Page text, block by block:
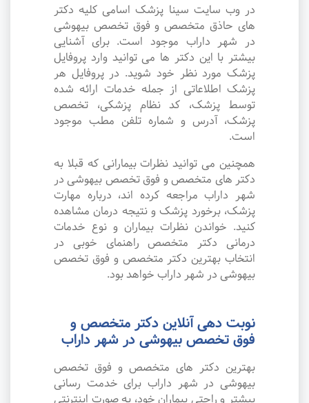
در وب سایت سینا پزشک اسامی کلیه دکتر
های حاذق متخصص و فوق تخصص بیهوشی
در شهر داراب موجود است. برای آشنایی
بیشتر با این دکتر ها می توانید وارد پروفایل
پزشک مورد نظر خود شوید. در پروفایل هر
پزشک اطلاعاتی از جمله خدمات ارائه شده
توسط پزشک، کد نظام پزشکی، تخصص
پزشک، آدرس و شماره تلفن مطب موجود
است.
همچنین می توانید نظرات بیمارانی که قبلا به
دکتر های متخصص و فوق تخصص بیهوشی در
شهر داراب مراجعه کرده اند، درباره مهارت
پزشک، برخورد پزشک و نتیجه درمان مشاهده
کنید. خواندن نظرات بیماران و نوع خدمات
درمانی دکتر متخصص راهنمای خوبی در
انتخاب بهترین دکتر متخصص و فوق تخصص
بیهوشی در شهر داراب خواهد بود.
نوبت دهی آنلاین دکتر متخصص و
فوق تخصص بیهوشی در شهر داراب
بهترین دکتر های متخصص و فوق تخصص
بیهوشی در شهر داراب برای خدمت رسانی
بیشتر و راحتی بیماران خود، به صورت اینترنتی